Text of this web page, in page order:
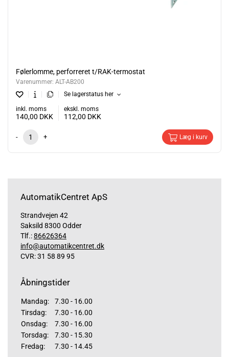
Følerlomme, perforreret t/RAK-termostat
Varenummer: ALT-AB200
Se lagerstatus her
inkl. moms
140,00 DKK
ekskl. moms
112,00 DKK
- + Læg i kurv
AutomatikCentret ApS
Strandvejen 42
Saksild 8300 Odder
Tlf.:86626364
info@automatikcentret.dk
CVR: 31 58 89 95
Åbningstider
Mandag:
7.30 - 16.00
Tirsdag:
7.30 - 16.00
Onsdag:
7.30 - 16.00
Torsdag:
7.30 - 15.30
Fredag:
7.30 - 14.45